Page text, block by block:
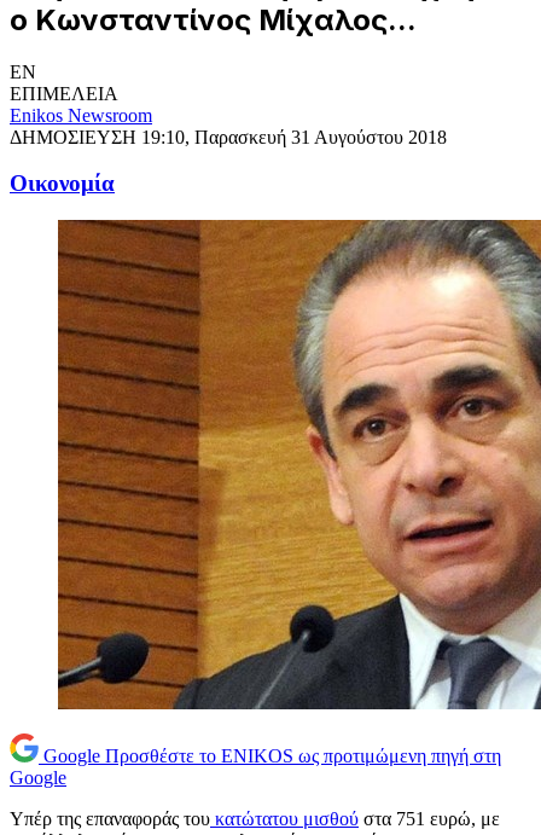
ο Κωνσταντίνος Μίχαλος...
EN
ΕΠΙΜΕΛΕΙΑ
Enikos Newsroom
ΔΗΜΟΣΙΕΥΣΗ 19:10, Παρασκευή 31 Αυγούστου 2018
Oικονομία
Google Προσθέστε το ENIKOS ως προτιμώμενη πηγή στη
Google
Υπέρ της επαναφοράς του κατώτατου μισθού στα 751 ευρώ, με